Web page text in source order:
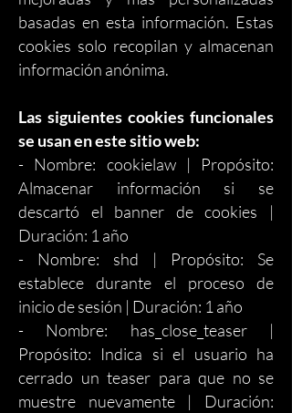
basadas en esta información. Estas
cookies solo recopilan y almacenan
información anónima.
Las siguientes cookies funcionales
se usan en este sitio web:
- Nombre: cookielaw | Propósito:
Almacenar información si se
descartó el banner de cookies |
Duración: 1 año
- Nombre: shd | Propósito: Se
establece durante el proceso de
inicio de sesión | Duración: 1 año
- Nombre: has_close_teaser |
Propósito: Indica si el usuario ha
cerrado un teaser para que no se
muestre nuevamente | Duración: